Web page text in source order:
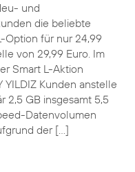
und
die beliebte
Option für nur 24,99
von 29,99 Euro. Im
Smart L-Aktion
YILDIZ Kunden anstelle
2,5 GB insgesamt 5,5
Datenvolumen
der […]